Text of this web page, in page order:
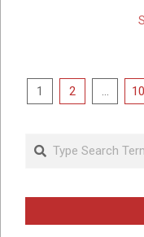
Paginação
posts
1 2 10
Search